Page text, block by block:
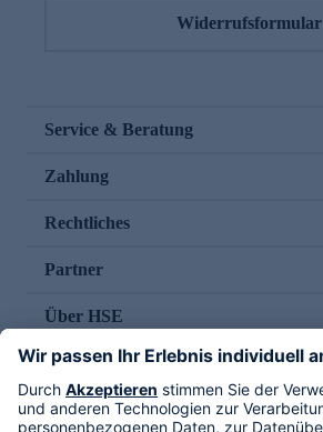
Widerrufsformular
Service & Beratung
Zahlung
Rechtliches
Partner
Über HSE
Im TV
HSE International